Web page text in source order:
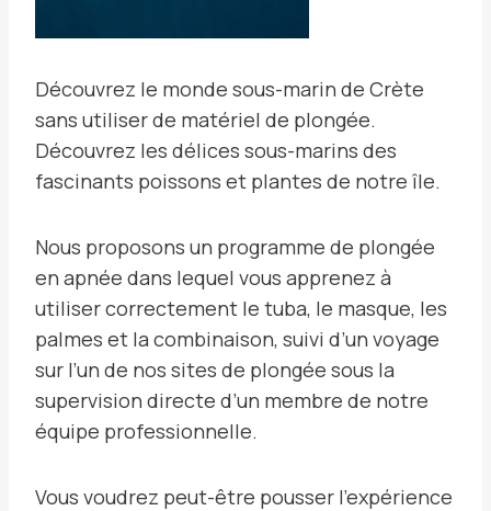
Découvrez le monde sous-marin de Crète
sans utiliser de matériel de plongée.
Découvrez les délices sous-marins des
fascinants poissons et plantes de notre île.
Nous proposons un programme de plongée
en apnée dans lequel vous apprenez à
utiliser correctement le tuba, le masque, les
palmes et la combinaison, suivi d’un voyage
sur l’un de nos sites de plongée sous la
supervision directe d’un membre de notre
équipe professionnelle.
Vous voudrez peut-être pousser l’expérience